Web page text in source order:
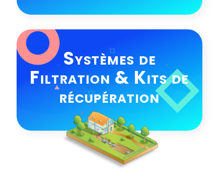
Systèmes de
Filtration & Kits de
récupération